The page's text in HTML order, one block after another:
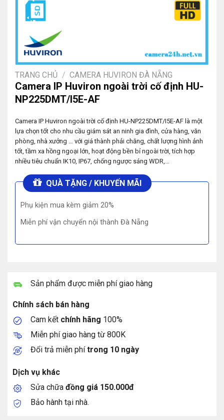
TRANG CHỦ / CAMERA HUVIRON ĐÀ NẴNG
Camera IP Huviron ngoài trời cố định HU-
NP225DMT/I5E-AF
Camera IP Huviron ngoài trời cố định HU-NP225DMT/I5E-AF là một
lựa chọn tốt cho nhu cầu giám sát an ninh gia đình, cửa hàng, văn
phòng, nhà xưởng … với giá thành phải chăng, chất lượng hình ảnh
tốt, tầm xa hồng ngoại lớn, hoạt động bền bỉ ngoài trời, tích hợp
nhiều tiêu chuẩn IK10, IP67, chống ngược sáng WDR,…
QUÀ TẶNG / KHUYẾN MÃI
Phụ kiện mua kèm giảm 20%
Miễn phí vận chuyển nội thành Đà Nẵng
Sản phẩm được miễn phí giao hàng
Chính sách bán hàng
Cam kết chính hãng 100%
Miễn phí giao hàng từ 800K
Đổi trả miễn phítrong 10 ngày
Dịch vụ khác
Sửa chữa đồng giá 150.000đ
Bảo hành tại nhà.